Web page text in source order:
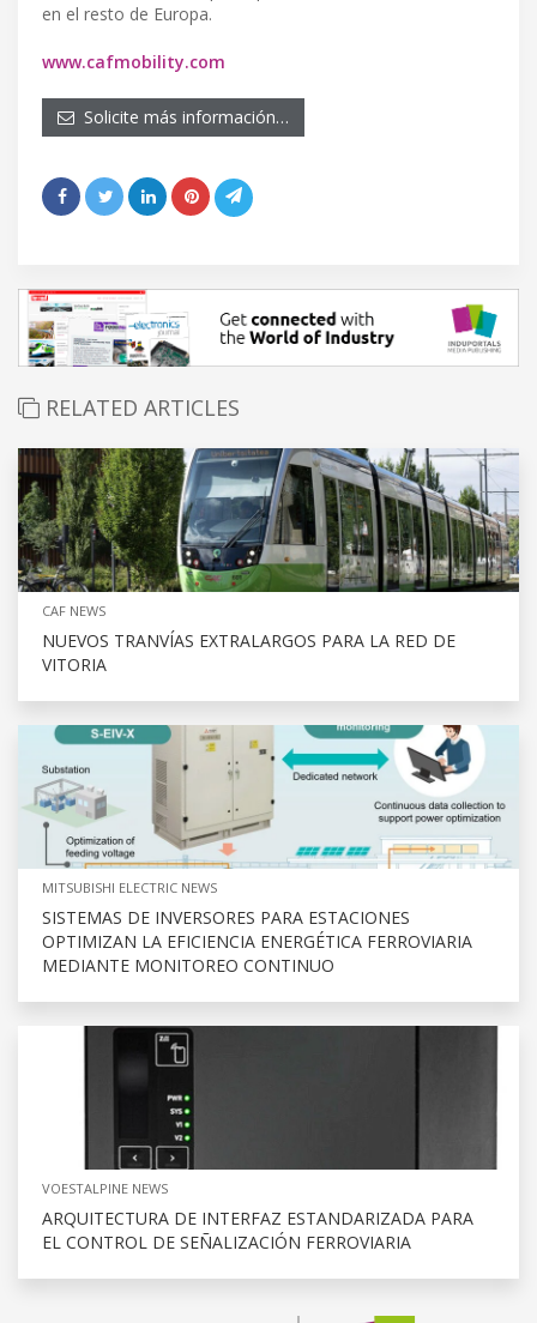
en el resto de Europa.
www.cafmobility.com
Solicite más información…
RELATED ARTICLES
CAF NEWS
NUEVOS TRANVÍAS EXTRALARGOS PARA LA RED DE
VITORIA
MITSUBISHI ELECTRIC NEWS
SISTEMAS DE INVERSORES PARA ESTACIONES
OPTIMIZAN LA EFICIENCIA ENERGÉTICA FERROVIARIA
MEDIANTE MONITOREO CONTINUO
VOESTALPINE NEWS
ARQUITECTURA DE INTERFAZ ESTANDARIZADA PARA
EL CONTROL DE SEÑALIZACIÓN FERROVIARIA